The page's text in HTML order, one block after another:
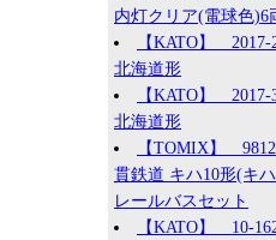
内灯クリア(電球色)6
【KATO】
北海道形
【KATO】
北海道形
【TOMIX】
貫鉄道 キハ10形(キ
レールバスセット
【KATO】 10-